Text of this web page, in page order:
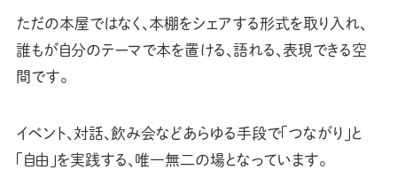
ただの本屋ではなく、本棚をシェアする形式を取り入れ、
誰もが自分のテーマで本を置ける、語れる、表現できる空
間です。
イベント、対話、飲み会などあらゆる手段で「つながり」と
「自由」を実践する、唯一無二の場となっています。